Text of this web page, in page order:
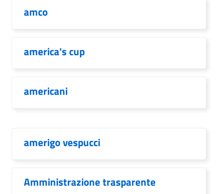
amco
america's cup
americani
amerigo vespucci
Amministrazione trasparente